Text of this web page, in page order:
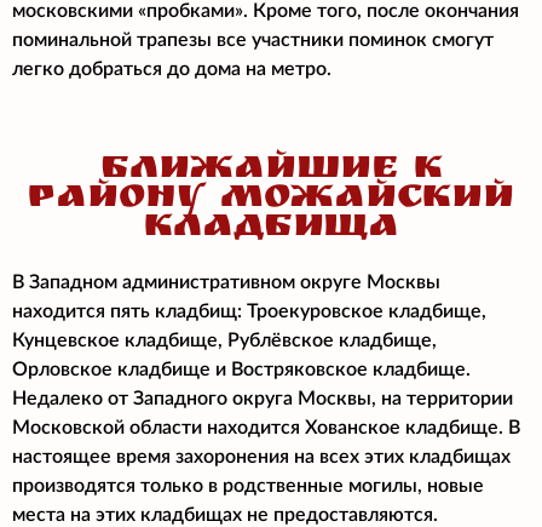
московскими «пробками». Кроме того, после окончания
поминальной трапезы все участники поминок смогут
легко добраться до дома на метро.
БЛИЖАЙШИЕ К
РАЙОНУ МОЖАЙСКИЙ
КЛАДБИЩА
В Западном административном округе Москвы
находится пять кладбищ: Троекуровское кладбище,
Кунцевское кладбище, Рублёвское кладбище,
Орловское кладбище и Востряковское кладбище.
Недалеко от Западного округа Москвы, на территории
Московской области находится Хованское кладбище. В
настоящее время захоронения на всех этих кладбищах
производятся только в родственные могилы, новые
места на этих кладбищах не предоставляются.